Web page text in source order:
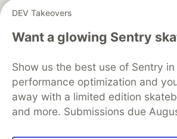
DEV Takeovers
Want a glowing Sentry
Show us the best use of Sentry
performance optimization and
away with a limited edition
and more. Submissions due
DEV Community
— A space to discuss
development and manage your
Home
DEV Challenges DEV++
Organization Accounts
DEV Showcase
Free Postgres Database
DEV
Code of Conduct
Privacy Policy
Built on
Forem — the open source
and other inclusive